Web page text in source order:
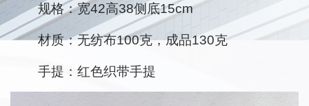
规格：宽42高38侧底15cm
材质：无纺布100克，成品130克
手提：红色织带手提